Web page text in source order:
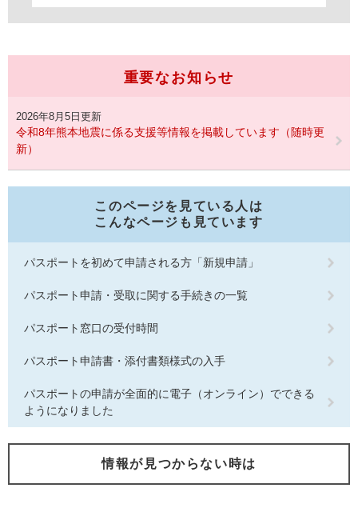
重要なお知らせ
2026年8月5日更新
令和8年熊本地震に係る支援等情報を掲載しています（随時更
新）
このページを見ている人は
こんなページも見ています
パスポートを初めて申請される方「新規申請」
パスポート申請・受取に関する手続きの一覧
パスポート窓口の受付時間
パスポート申請書・添付書類様式の入手
パスポートの申請が全面的に電子（オンライン）でできる
ようになりました
情報が見つからない時は